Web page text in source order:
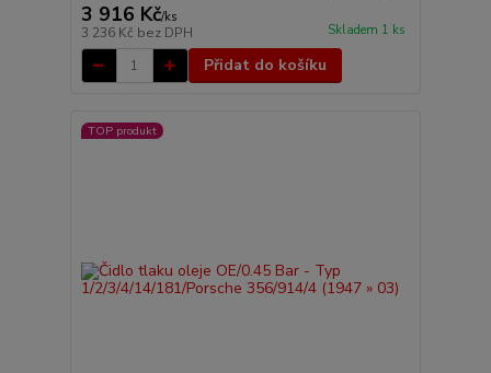
3 916 Kč/ks
3 236 Kč bez DPH Skladem 1 ks
Přidat do košíku
TOP produkt